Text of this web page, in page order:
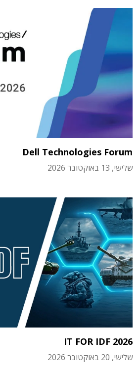
Dell Technologies Forum
שלישי, 13 באוקטובר 2026
IT FOR IDF 2026
שלישי, 20 באוקטובר 2026